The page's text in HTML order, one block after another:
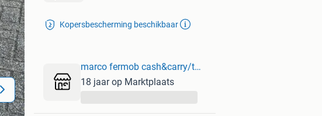
Kopersbescherming beschikbaar
marco fermob cash&carry/to go
18 jaar op Marktplaats